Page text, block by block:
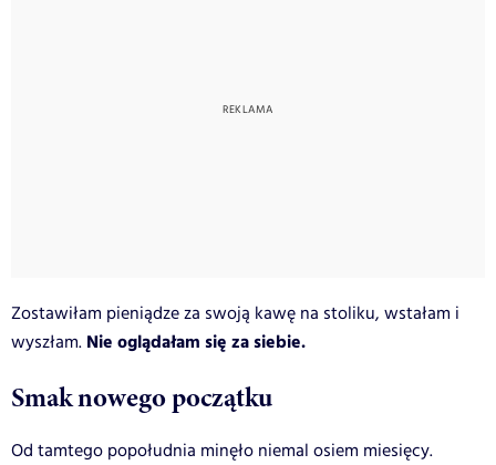
Zostawiłam pieniądze za swoją kawę na stoliku, wstałam i
wyszłam. Nie oglądałam się za siebie.
Smak nowego początku
Od tamtego popołudnia minęło niemal osiem miesięcy.